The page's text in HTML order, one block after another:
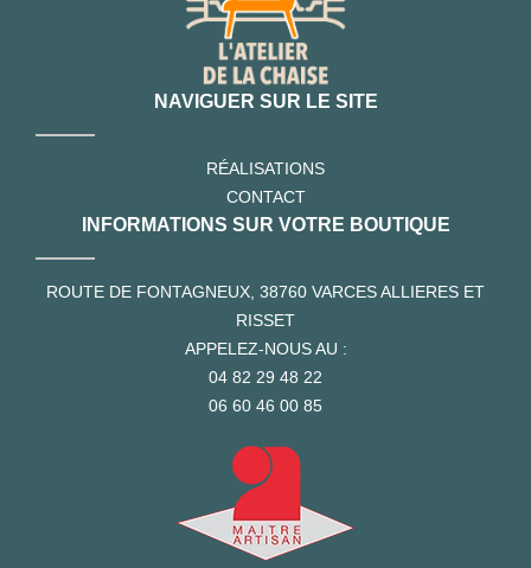
NAVIGUER SUR LE SITE
RÉALISATIONS
CONTACT
INFORMATIONS SUR VOTRE BOUTIQUE
ROUTE DE FONTAGNEUX, 38760 VARCES ALLIERES ET
RISSET
APPELEZ-NOUS AU :
04 82 29 48 22
06 60 46 00 85